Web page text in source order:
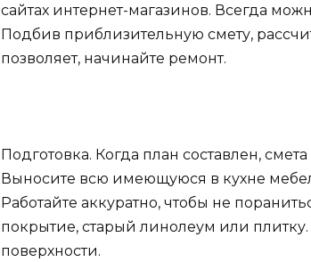
сайтах интернет-магазинов. Всегда
Подбив приблизительную смету,
позволяет, начинайте ремонт.
Подготовка. Когда план составлен,
Выносите всю имеющуюся в кухне
Работайте аккуратно, чтобы не
покрытие, старый линолеум или
поверхности.